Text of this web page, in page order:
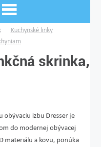
Kuchynské linky
skrinka,
obývaciu izbu Dresser je
do modernej obývacej
materiálu a kovu, ponúka